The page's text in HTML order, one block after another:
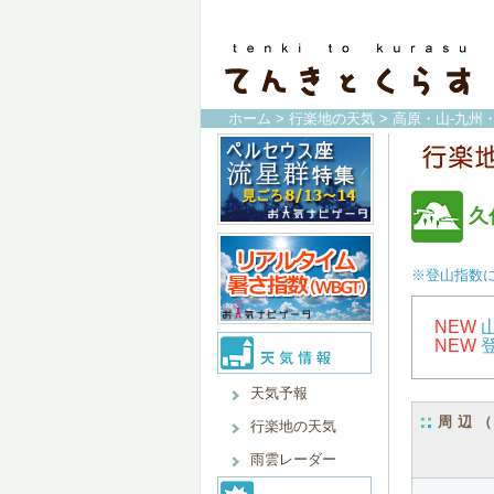
ホーム > 行楽地の天気 > 高原・山-九州
天気予報
行楽地の天気
雨雲レーダー
久
※登山指数
NEW
NEW
周辺